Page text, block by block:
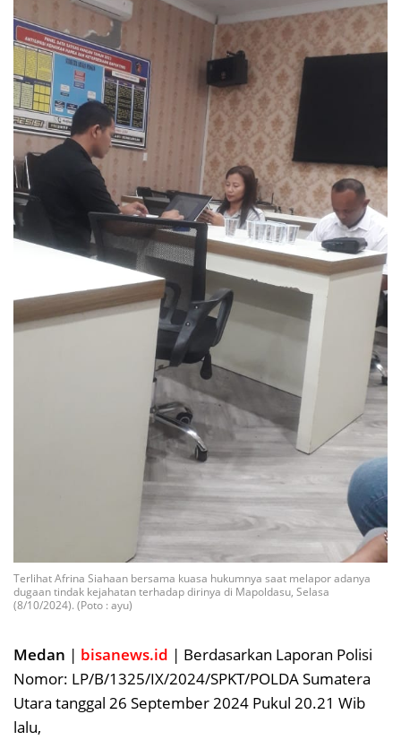
Terlihat Afrina Siahaan bersama kuasa hukumnya saat melapor adanya
dugaan tindak kejahatan terhadap dirinya di Mapoldasu, Selasa
(8/10/2024). (Poto : ayu)
Medan | bisanews.id | Berdasarkan Laporan Polisi
Nomor: LP/B/1325/IX/2024/SPKT/POLDA Sumatera
Utara tanggal 26 September 2024 Pukul 20.21 Wib
lalu,